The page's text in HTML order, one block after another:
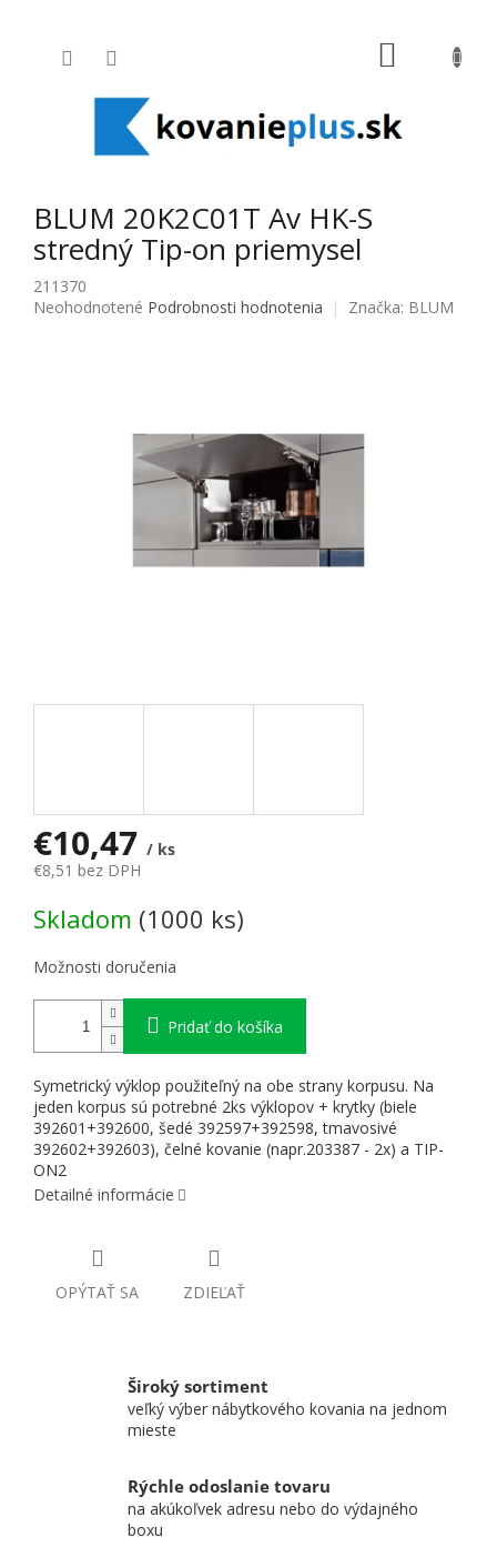
BLUM 20K2C01T Av HK-S
stredný Tip-on priemysel
211370
Priemerné hodnotenie produktu je 0,0 z 5 hviezdičiek.
Neohodnotené Podrobnosti hodnotenia Značka: BLUM
€10,47 / ks
€8,51 bez DPH
Skladom (1000 ks)
Možnosti doručenia
Pridať do košíka
Symetrický výklop použiteľný na obe strany korpusu. Na
jeden korpus sú potrebné 2ks výklopov + krytky (biele
392601+392600, šedé 392597+392598, tmavosivé
392602+392603), čelné kovanie (napr.203387 - 2x) a TIP-
ON2
Detailné informácie
OPÝTAŤ SA ZDIEĽAŤ
Široký sortiment
veľký výber nábytkového kovania na jednom
mieste
Rýchle odoslanie tovaru
na akúkoľvek adresu nebo do výdajného
boxu